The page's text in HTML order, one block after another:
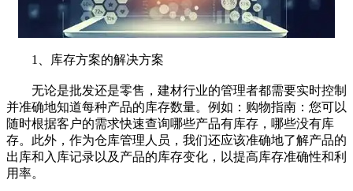
1、库存方案的解决方案
无论是批发还是零售，建材行业的管理者都需要实时控制
并准确地知道每种产品的库存数量。例如：购物指南：您可以
随时根据客户的需求快速查询哪些产品有库存，哪些没有库
存。此外，作为仓库管理人员，我们还应该准确地了解产品的
出库和入库记录以及产品的库存变化，以提高库存准确性和利
用率。